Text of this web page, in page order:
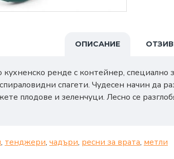
ОПИСАНИЕ
ренде с контейнер,
спагети. Чудесен начин да
плодове и зеленчуци. Лесно се
, тенджери, чадъри, ресни за врата, метли